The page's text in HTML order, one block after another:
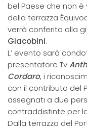
bel Paese che non è
della terrazza
verrà conferito alla
Giacobini.
L’ evento sarà
presentatore Tv
Cordaro, i
con il contributo del
assegnati a due
contraddistinte per
Dalla terrazza del